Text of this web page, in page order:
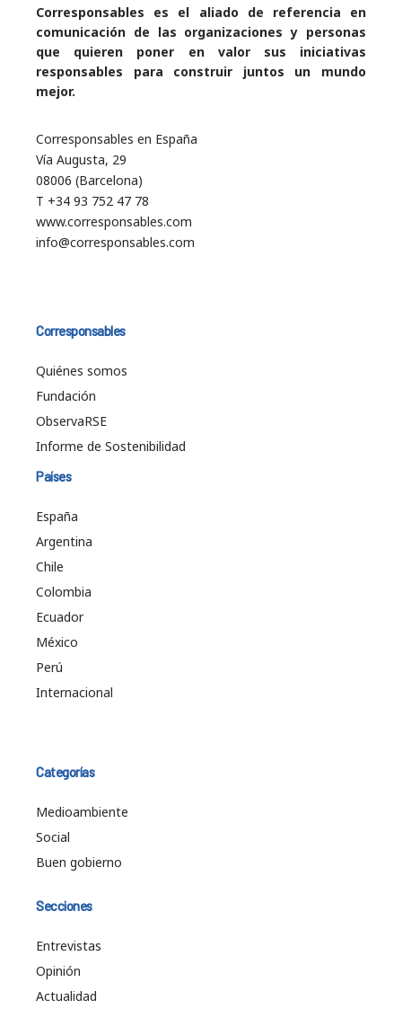
Corresponsables es el aliado de referencia en
comunicación de las organizaciones y personas
que quieren poner en valor sus iniciativas
responsables para construir juntos un mundo
mejor.
Corresponsables en España
Vía Augusta, 29
08006 (Barcelona)
T +34 93 752 47 78
www.corresponsables.com
info@corresponsables.com
Corresponsables
Quiénes somos
Fundación
ObservaRSE
Informe de Sostenibilidad
Países
España
Argentina
Chile
Colombia
Ecuador
México
Perú
Internacional
Categorías
Medioambiente
Social
Buen gobierno
Secciones
Entrevistas
Opinión
Actualidad